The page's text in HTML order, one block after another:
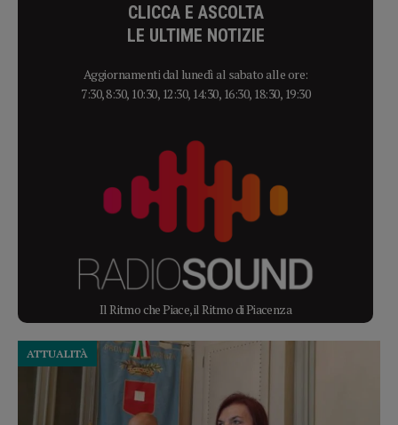
CLICCA E ASCOLTA
LE ULTIME NOTIZIE
Aggiornamenti dal lunedì al sabato alle ore:
7:30, 8:30, 10:30, 12:30, 14:30, 16:30, 18:30, 19:30
Il Ritmo che Piace, il Ritmo di Piacenza
ATTUALITÀ